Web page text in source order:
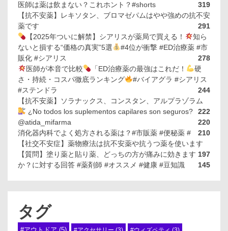
医師は薬は飲まない？これホント？#shorts
319
【抗不安薬】レキソタン、ブロマゼパムはやや強めの抗不安
薬です
291
【2025年ついに解禁】シアリスが薬局で買える！
知ら
ないと損する“価格の真実”5選
#4位が衝撃 #ED治療薬 #市
販化 #シアリス
278
医師が本音で比較
「ED治療薬の最強はこれだ！
硬
さ・持続・コスパ徹底ランキング
#バイアグラ #シアリス
#ステンドラ
244
【抗不安薬】ソラナックス、コンスタン、アルプラゾラム
222
¿No todos los suplementos capilares son seguros?
@atida_mifarma
220
消化器内科でよく処方される薬は？#市販薬 #便秘薬 #
210
【社交不安症】薬物療法は抗不安薬や抗うつ薬を使います
197
【質問】塗り薬と貼り薬、どっちの方が痛みに効きます
か？に対する回答 #薬剤師 #オススメ #健康 #豆知識
145
タグ